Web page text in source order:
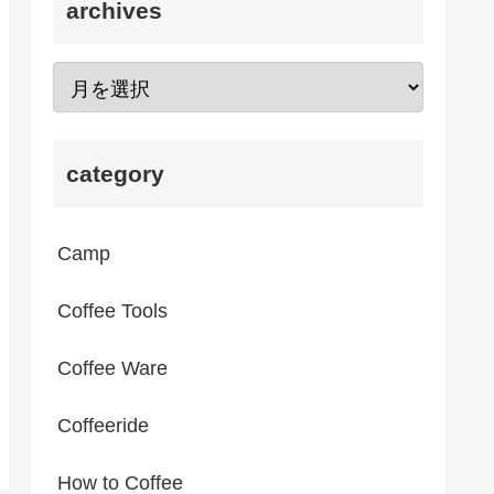
archives
category
Camp
Coffee Tools
Coffee Ware
Coffeeride
How to Coffee